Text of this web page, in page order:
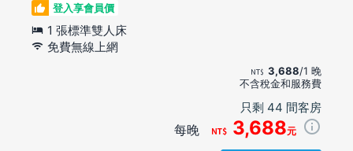
登入享會員價
1 張標準雙人床
免費無線上網
3,688/1 晚
不含稅金和服務費
只剩 44 間客房
每晚 3,688元